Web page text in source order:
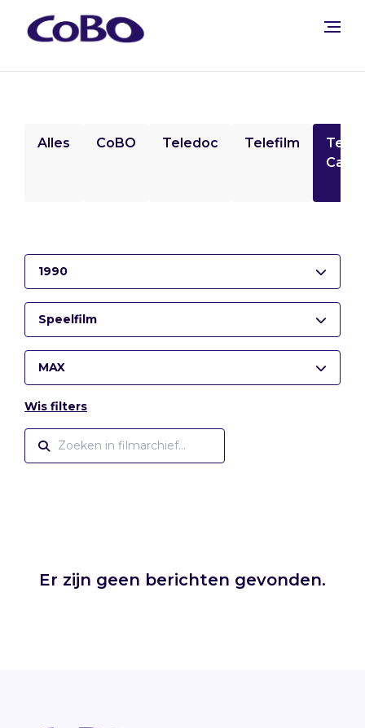
Alles CoBO Teledoc Telefilm
1990
Speelfilm
MAX
Wis filters
Er zijn geen berichten gevonden.